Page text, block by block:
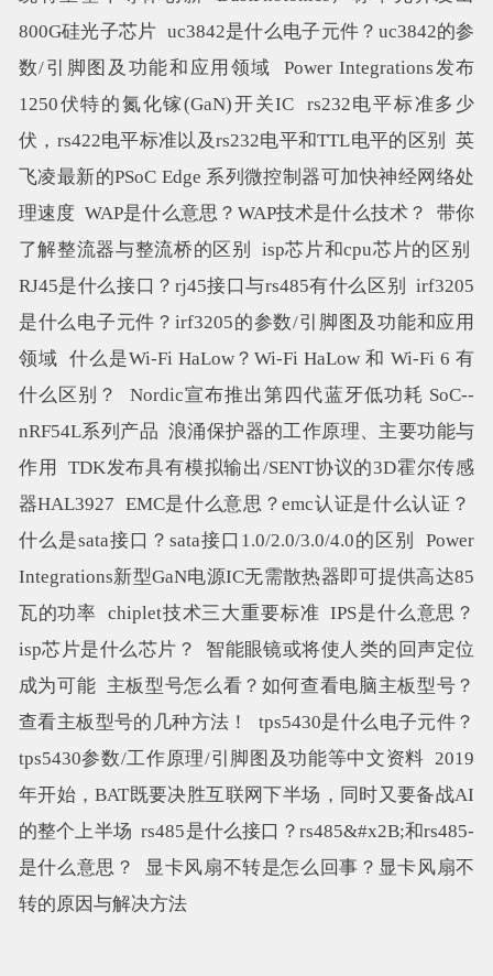
800G硅光子芯片 uc3842是什么电子元件？uc3842的参
数/引脚图及功能和应用领域
Power Integrations发布
1250伏特的氮化镓(GaN)开关IC
rs232电平标准多少
伏，rs422电平标准以及rs232电平和TTL电平的区别
英
飞凌最新的PSoC Edge 系列微控制器可加快神经网络处
理速度 WAP是什么意思？WAP技术是什么技术？
带你
了解整流器与整流桥的区别
isp芯片和cpu芯片的区别
RJ45是什么接口？rj45接口与rs485有什么区别
irf3205
是什么电子元件？irf3205的参数/引脚图及功能和应用
领域 什么是Wi-Fi HaLow？Wi-Fi HaLow 和 Wi-Fi 6 有
什么区别？
Nordic宣布推出第四代蓝牙低功耗 SoC--
nRF54L系列产品 浪涌保护器的工作原理、主要功能与
作用
TDK发布具有模拟输出/SENT协议的3D霍尔传感
器HAL3927 EMC是什么意思？emc认证是什么认证？
什么是sata接口？sata接口1.0/2.0/3.0/4.0的区别
Power
Integrations新型GaN电源IC无需散热器即可提供高达85
瓦的功率 chiplet技术三大重要标准 IPS是什么意思？
isp芯片是什么芯片？
智能眼镜或将使人类的回声定位
成为可能 主板型号怎么看？如何查看电脑主板型号？
查看主板型号的几种方法！
tps5430是什么电子元件？
tps5430参数/工作原理/引脚图及功能等中文资料 2019
年开始，BAT既要决胜互联网下半场，同时又要备战AI
的整个上半场 rs485是什么接口？rs485&#x2B;和rs485-
是什么意思？
显卡风扇不转是怎么回事？显卡风扇不
转的原因与解决方法